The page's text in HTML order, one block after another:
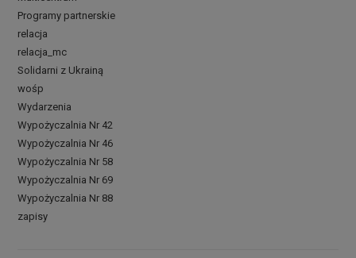
Programy partnerskie
relacja
relacja_mc
Solidarni z Ukrainą
wośp
Wydarzenia
Wypożyczalnia Nr 42
Wypożyczalnia Nr 46
Wypożyczalnia Nr 58
Wypożyczalnia Nr 69
Wypożyczalnia Nr 88
zapisy